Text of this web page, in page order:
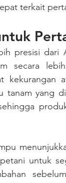
terkait
presisi dari
secara
kekurangan
tanam yang
untuk